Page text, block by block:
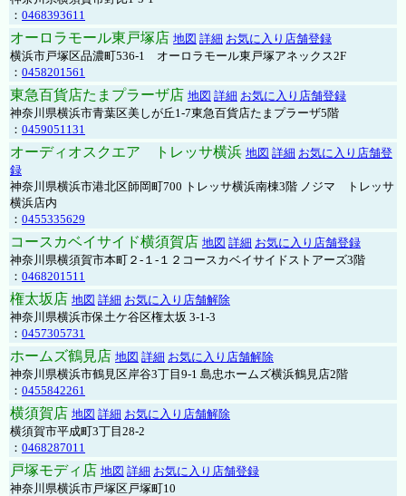
： 0468393611
オーロラモール東戸塚店 地図 詳細 お気に入り店舗登録
横浜市戸塚区品濃町536-1 オーロラモール東戸塚アネックス2F
： 0458201561
東急百貨店たまプラーザ店 地図 詳細 お気に入り店舗登録
神奈川県横浜市青葉区美しが丘1-7東急百貨店たまプラーザ5階
： 0459051131
オーディオスクエア トレッサ横浜 地図 詳細 お気に入り店舗登
録
神奈川県横浜市港北区師岡町700 トレッサ横浜南棟3階 ノジマ トレッサ
横浜店内
： 0455335629
コースカベイサイド横須賀店 地図 詳細 お気に入り店舗登録
神奈川県横須賀市本町２-１-１２コースカベイサイドストアーズ3階
： 0468201511
権太坂店 地図 詳細 お気に入り店舗解除
神奈川県横浜市保土ケ谷区権太坂 3-1-3
： 0457305731
ホームズ鶴見店 地図 詳細 お気に入り店舗解除
神奈川県横浜市鶴見区岸谷3丁目9-1 島忠ホームズ横浜鶴見店2階
： 0455842261
横須賀店 地図 詳細 お気に入り店舗解除
横須賀市平成町3丁目28-2
： 0468287011
戸塚モディ店 地図 詳細 お気に入り店舗登録
神奈川県横浜市戸塚区戸塚町10